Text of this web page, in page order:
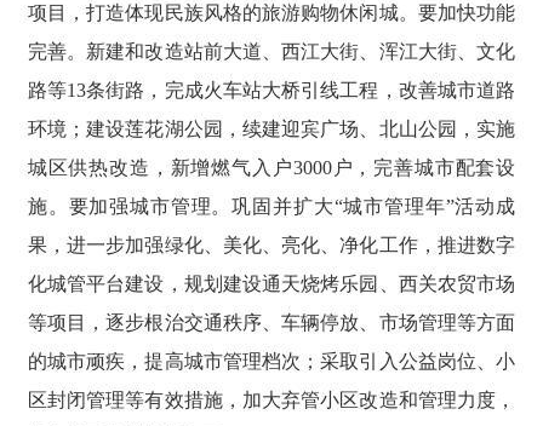
项目，打造体现民族风格的旅游购物休闲城。要加快功能
完善。新建和改造站前大道、西江大街、浑江大街、文化
路等13条街路，完成火车站大桥引线工程，改善城市道路
环境；建设莲花湖公园，续建迎宾广场、北山公园，实施
城区供热改造，新增燃气入户3000户，完善城市配套设
施。要加强城市管理。巩固并扩大“城市管理年”活动成
果，进一步加强绿化、美化、亮化、净化工作，推进数字
化城管平台建设，规划建设通天烧烤乐园、西关农贸市场
等项目，逐步根治交通秩序、车辆停放、市场管理等方面
的城市顽疾，提高城市管理档次；采取引入公益岗位、小
区封闭管理等有效措施，加大弃管小区改造和管理力度，